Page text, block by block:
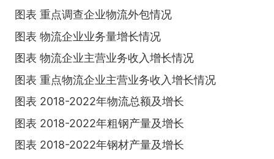
图表 重点调查企业物流外包情况
图表 物流企业业务量增长情况
图表 物流企业主营业务收入增长情况
图表 重点物流企业主营业务收入增长情况
图表 2018-2022年物流总额及增长
图表 2018-2022年粗钢产量及增长
图表 2018-2022年钢材产量及增长